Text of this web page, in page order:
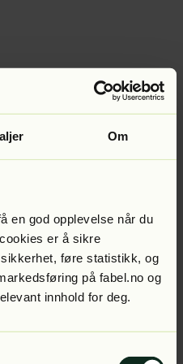
Om
en god opplevelse når du
er å sikre
føre statistikk, og
på fabel.no og
innhold for deg.